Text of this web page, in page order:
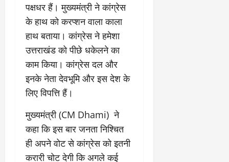
पक्षधर हैं। मुख्यमंत्री ने कांग्रेस
के हाथ को करप्शन वाला काला
हाथ बताया। कांग्रेस ने हमेशा
उत्तराखंड को पीछे धकेलने का
काम किया। कांग्रेस दल और
इनके नेता देवभूमि और इस देश के
लिए विपत्ति हैं।
मुख्यमंत्री (CM Dhami) ने
कहा कि इस बार जनता निश्चित
ही अपने वोट से कांग्रेस को इतनी
करारी चोट देगी कि अगले कई